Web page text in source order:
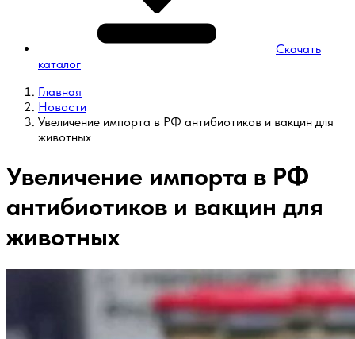
Скачать
каталог
Главная
Новости
Увеличение импорта в РФ антибиотиков и вакцин для
животных
Увеличение импорта в РФ
антибиотиков и вакцин для
животных